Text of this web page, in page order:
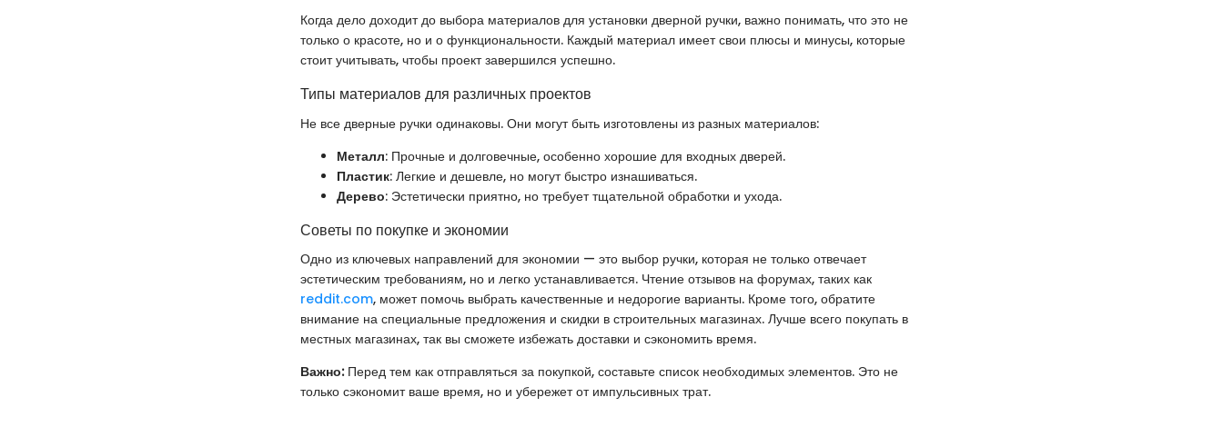
Когда дело доходит до выбора материалов для установки дверной ручки, важно понимать, что это не
только о красоте, но и о функциональности. Каждый материал имеет свои плюсы и минусы, которые
стоит учитывать, чтобы проект завершился успешно.
Типы материалов для различных проектов
Не все дверные ручки одинаковы. Они могут быть изготовлены из разных материалов:
Металл: Прочные и долговечные, особенно хорошие для входных дверей.
Пластик: Легкие и дешевле, но могут быстро изнашиваться.
Дерево: Эстетически приятно, но требует тщательной обработки и ухода.
Советы по покупке и экономии
Одно из ключевых направлений для экономии — это выбор ручки, которая не только отвечает
эстетическим требованиям, но и легко устанавливается. Чтение отзывов на форумах, таких как
reddit.com, может помочь выбрать качественные и недорогие варианты. Кроме того, обратите
внимание на специальные предложения и скидки в строительных магазинах. Лучше всего покупать в
местных магазинах, так вы сможете избежать доставки и сэкономить время.
Важно:Перед тем как отправляться за покупкой, составьте список необходимых элементов. Это не
только сэкономит ваше время, но и убережет от импульсивных трат.